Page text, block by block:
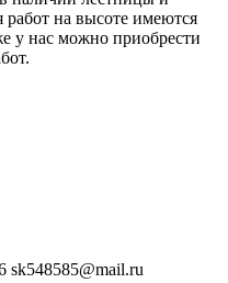
на высоте имеются
у нас можно приобрести
sk548585@mail.ru